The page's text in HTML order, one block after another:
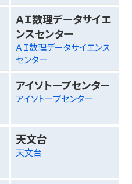
ＡＩ数理データサイエ
ンスセンター
ＡＩ数理データサイエンス
センター
アイソトープセンター
アイソトープセンター
天文台
天文台